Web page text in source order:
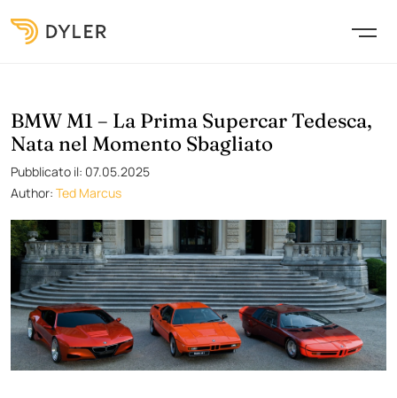
BMW M1 – La Prima Supercar Tedesca,
Nata nel Momento Sbagliato
Pubblicato il: 07.05.2025
Author: Ted Marcus